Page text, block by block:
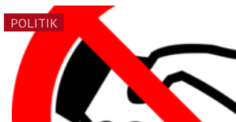
POLITIK